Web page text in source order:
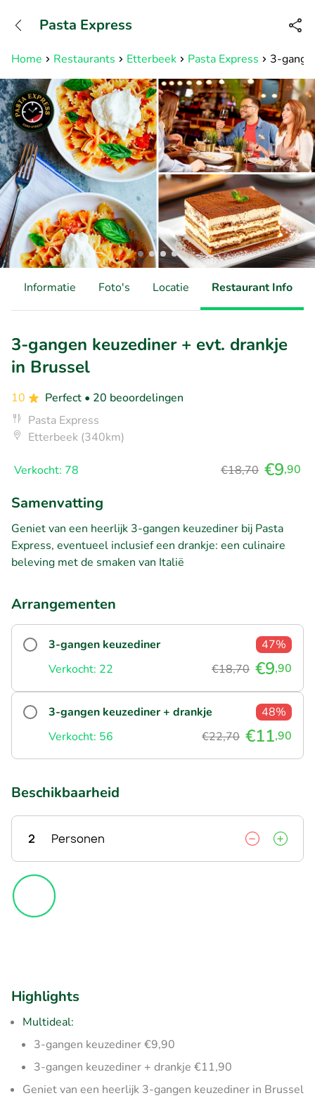
Bereikbaar tot 23:00 uur
Home Restaurants Etterbeek Pasta Express 3-
Pasta Express
Informatie Foto's Locatie Restaurant Info
3-gangen keuzediner + evt. drankje
in Brussel
10 Perfect • 20 beoordelingen
Pasta Express
Etterbeek (340km)
Verkocht: 78 €18,70 €9,90
Samenvatting
Geniet van een heerlijk 3-gangen keuzediner bij Pasta
Express, eventueel inclusief een drankje: een culinaire
beleving met de smaken van Italië
Arrangementen
3-gangen keuzediner
47%
Verkocht: 22
€18,70 €9,90
3-gangen keuzediner + drankje
48%
Verkocht: 56
€22,70 €11,90
Beschikbaarheid
2 Personen
Highlights
Multideal:
3-gangen keuzediner €9,90
3-gangen keuzediner + drankje €11,90
Geniet van een heerlijk 3-gangen keuzediner in Brussel